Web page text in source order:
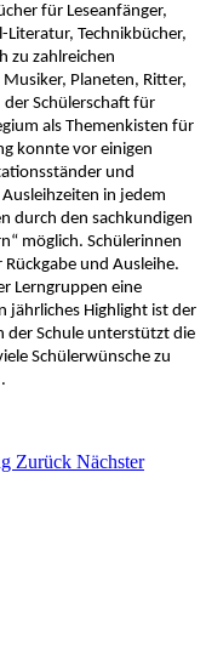
für Leseanfänger,
Literatur, Technikbücher,
zu zahlreichen
Planeten, Ritter,
Schülerschaft für
als Themenkisten für
konnte vor einigen
und
in jedem
durch den sachkundigen
möglich. Schülerinnen
und Ausleihe.
Lerngruppen eine
jährliches Highlight ist der
der Schule unterstützt die
Schülerwünsche zu
Zurück Nächster